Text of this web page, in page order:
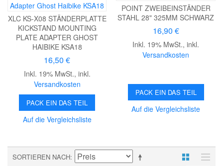
XLC KS-X08 STÄNDERPLATTE
KICKSTAND MOUNTING
PLATE ADAPTER GHOST
HAIBIKE KSA18
16,50 €
Inkl. 19% MwSt., inkl.
Versandkosten
PACK EIN DAS TEIL
Auf die Vergleichsliste
POINT ZWEIBEINSTÄNDER
STAHL 28" 325MM SCHWARZ
16,90 €
Inkl. 19% MwSt.,inkl.
Versandkosten
PACK EIN DAS TEIL
Auf die Vergleichsliste
SORTIEREN NACH